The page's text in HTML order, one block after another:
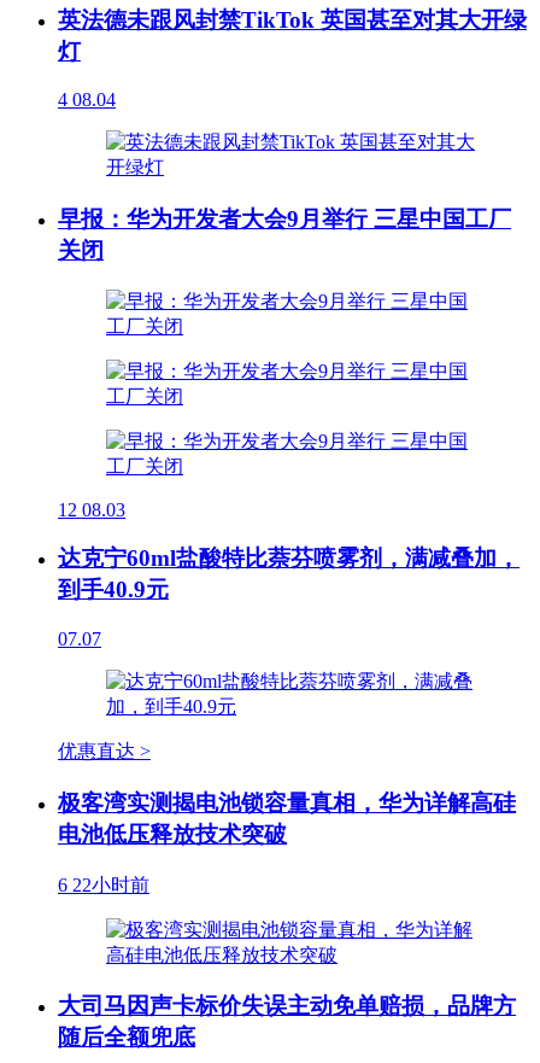
英法德未跟风封禁TikTok 英国甚至对其大开绿
灯
4 08.04
早报：华为开发者大会9月举行 三星中国工厂
关闭
12 08.03
达克宁60ml盐酸特比萘芬喷雾剂，满减叠加，
到手40.9元
07.07
优惠直达 >
极客湾实测揭电池锁容量真相，华为详解高硅
电池低压释放技术突破
6 22小时前
大司马因声卡标价失误主动免单赔损，品牌方
随后全额兜底